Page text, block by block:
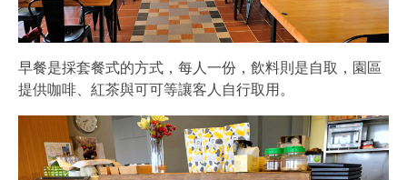
早餐是採套餐式的方式，每人一份，飲料則是自取，園區
提供咖啡、紅茶與可可等讓客人自行取用。